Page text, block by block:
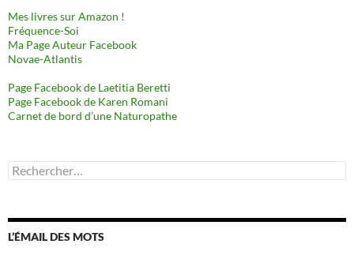
Mes livres sur Amazon !
Fréquence-Soi
Ma Page Auteur Facebook
Novae-Atlantis
Page Facebook de Laetitia Beretti
Page Facebook de Karen Romani
Carnet de bord d’une Naturopathe
Rechercher :
L’ÉMAIL DES MOTS